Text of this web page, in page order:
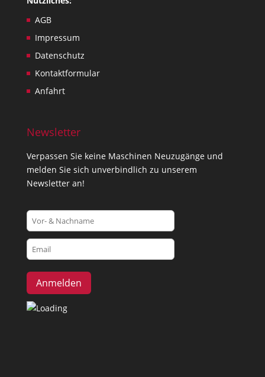
AGB
Impressum
Datenschutz
Kontaktformular
Anfahrt
Newsletter
Verpassen Sie keine Maschinen Neuzugänge und
melden Sie sich unverbindlich zu unserem
Newsletter an!